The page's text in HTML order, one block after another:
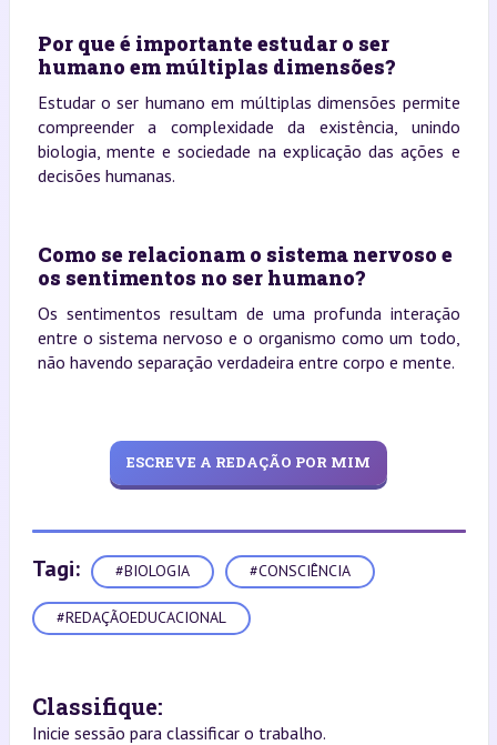
Por que é importante estudar o ser
humano em múltiplas dimensões?
Estudar o ser humano em múltiplas dimensões permite
compreender a complexidade da existência, unindo
biologia, mente e sociedade na explicação das ações e
decisões humanas.
Como se relacionam o sistema nervoso e
os sentimentos no ser humano?
Os sentimentos resultam de uma profunda interação
entre o sistema nervoso e o organismo como um todo,
não havendo separação verdadeira entre corpo e mente.
ESCREVE A REDAÇÃO POR MIM
Tagi: #BIOLOGIA #CONSCIÊNCIA
#REDAÇÃOEDUCACIONAL
Classifique:
Inicie sessão para classificar o trabalho.